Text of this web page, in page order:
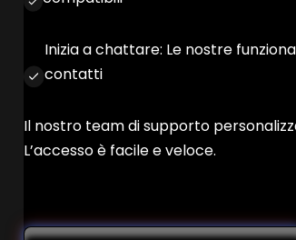
Inizia a chattare: Le nostre
contatti
Il nostro team di supporto
L’accesso è facile e veloce.